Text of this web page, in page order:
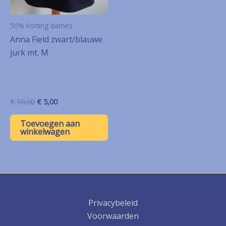
50% korting dames
Anna Field zwart/blauwe
jurk mt. M
€10,00 Oorspronkelijke
was:
€ 10,00.
€ 5,00Huidige
is:
€ 5,00.
Toevoegen aan
winkelwagen
Privacybeleid
Voorwaarden